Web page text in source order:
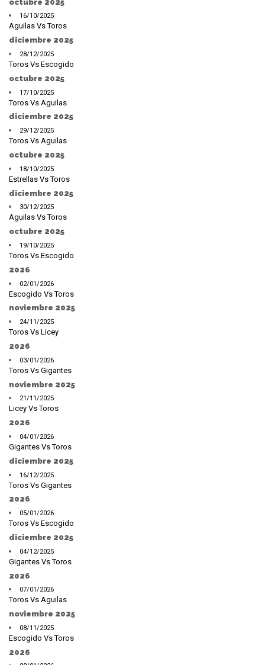
octubre 2025
16/10/2025
Aguilas Vs Toros
diciembre 2025
28/12/2025
Toros Vs Escogido
octubre 2025
17/10/2025
Toros Vs Aguilas
diciembre 2025
29/12/2025
Toros Vs Aguilas
octubre 2025
18/10/2025
Estrellas Vs Toros
diciembre 2025
30/12/2025
Aguilas Vs Toros
octubre 2025
19/10/2025
Toros Vs Escogido
2026
02/01/2026
Escogido Vs Toros
noviembre 2025
24/11/2025
Toros Vs Licey
2026
03/01/2026
Toros Vs Gigantes
noviembre 2025
21/11/2025
Licey Vs Toros
2026
04/01/2026
Gigantes Vs Toros
diciembre 2025
16/12/2025
Toros Vs Gigantes
2026
05/01/2026
Toros Vs Escogido
diciembre 2025
04/12/2025
Gigantes Vs Toros
2026
07/01/2026
Toros Vs Aguilas
noviembre 2025
08/11/2025
Escogido Vs Toros
2026